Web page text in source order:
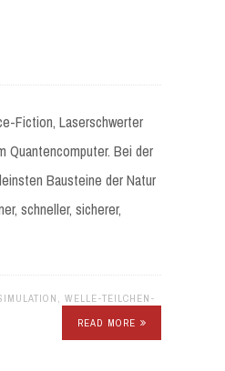
Fiction, Laserschwerter
Quantencomputer. Bei der
Bausteine der Natur
schneller, sicherer,
WELLE-TEILCHEN-
READ MORE